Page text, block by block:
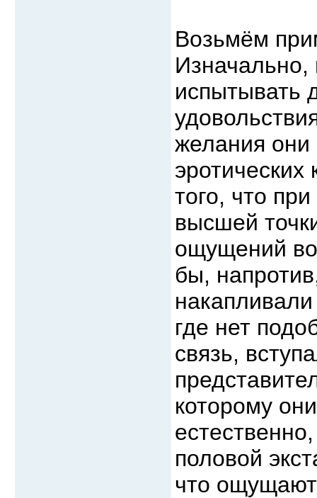
Возьмём
испытывать
желания
эротических
того, что
высшей
ощущений
бы,
где нет
связь,
которому
половой
что